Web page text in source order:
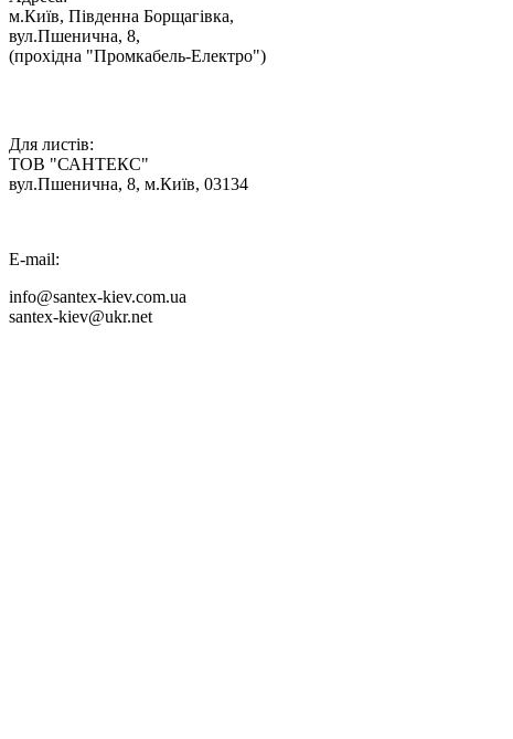
м.Київ, Південна Борщагівка,
вул.Пшенична, 8,
(прохідна "Промкабель-Електро")
Для листів:
ТОВ "САНТЕКС"
вул.Пшенична, 8, м.Київ, 03134
E-mail:
info@santex-kiev.com.ua
santex-kiev@ukr.net